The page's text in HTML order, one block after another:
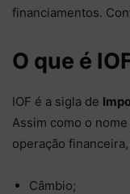
financiamentos.
O que é
IOF é a sigla de
Assim como o
operação
Câmbio;